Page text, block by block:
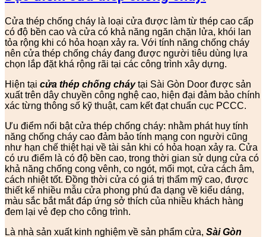
Cửa thép chống cháy là loại cửa được làm từ thép cao cấp
có độ bền cao và cửa có khả năng ngăn chặn lửa, khói lan
tỏa rộng khi có hỏa hoạn xảy ra. Với tính năng chống cháy
nên cửa thép chống cháy đang được người tiêu dùng lựa
chọn lắp đặt khá rộng rãi tại các công trình xây dựng.
Hiện tại cửa thép chống cháytại Sài Gòn Door được sản
xuất trên dây chuyền công nghệ cao, hiện đại đảm bảo chính
xác từng thông số kỹ thuật, cam kết đạt chuẩn cục PCCC.
Ưu điểm nổi bật cửa thép chống cháy: nhằm phát huy tính
năng chống cháy cao đảm bảo tính mạng con người cũng
như hạn chế thiệt hại về tài sản khi có hỏa hoạn xảy ra. Cửa
có ưu điểm là có độ bền cao, trong thời gian sử dụng cửa có
khả năng chống cong vênh, co ngót, mối mọt, cửa cách âm,
cách nhiệt tốt. Đồng thời cửa có giá trị thẩm mỹ cao, được
thiết kế nhiều mẫu cửa phong phú đa dạng về kiểu dáng,
màu sắc bắt mắt đáp ứng sở thích của nhiều khách hàng
đem lại vẻ đẹp cho công trình.
Là nhà sản xuất kinh nghiệm về sản phẩm cửa, Sài Gòn